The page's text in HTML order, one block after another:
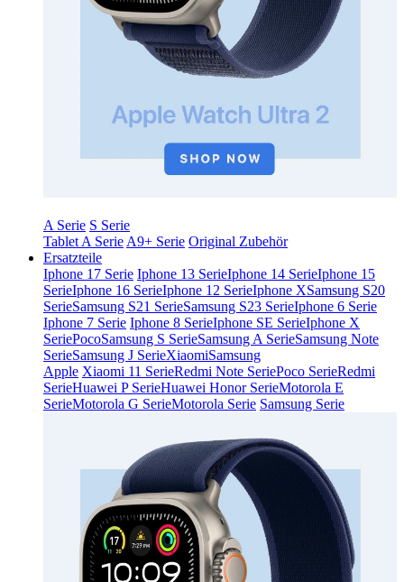
A Serie S Serie
Tablet A Serie A9+ Serie Original Zubehör
Ersatzteile
Iphone 17 Serie Iphone 13 SerieIphone 14 SerieIphone 15
SerieIphone 16 SerieIphone 12 SerieIphone XSamsung S20
SerieSamsung S21 SerieSamsung S23 SerieIphone 6 Serie
Iphone 7 Serie Iphone 8 SerieIphone SE SerieIphone X
SeriePocoSamsung S SerieSamsung A SerieSamsung Note
SerieSamsung J SerieXiaomiSamsung
Apple Xiaomi 11 SerieRedmi Note SeriePoco SerieRedmi
SerieHuawei P SerieHuawei Honor SerieMotorola E
SerieMotorola G SerieMotorola Serie Samsung Serie